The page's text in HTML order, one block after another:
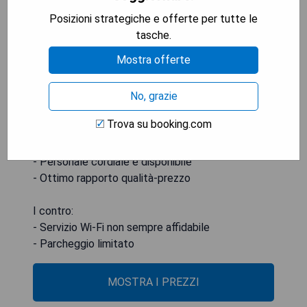
I pro:
- Posizione centrale
- Personale cordiale e disponibile
- Ottimo rapporto qualità-prezzo
I contro:
- Servizio Wi-Fi non sempre affidabile
- Parcheggio limitato
MOSTRA I PREZZI
Posizioni strategiche e offerte per tutte le
tasche.
Mostra offerte
No, grazie
Trova su booking.com